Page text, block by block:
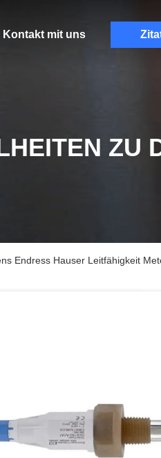
Kontakt mit uns
ZU
Endress Hauser Leitfähigkeit